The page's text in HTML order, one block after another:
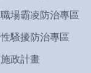
職場霸凌防治專區
性騷擾防治專區
施政計畫